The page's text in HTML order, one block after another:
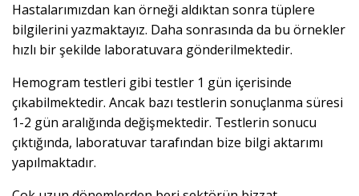
Hastalarımızdan kan örneği aldıktan sonra tüplere
bilgilerini yazmaktayız. Daha sonrasında da bu örnekler
hızlı bir şekilde laboratuvara gönderilmektedir.
Hemogram testleri gibi testler 1 gün içerisinde
çıkabilmektedir. Ancak bazı testlerin sonuçlanma süresi
1-2 gün aralığında değişmektedir. Testlerin sonucu
çıktığında, laboratuvar tarafından bize bilgi aktarımı
yapılmaktadır.